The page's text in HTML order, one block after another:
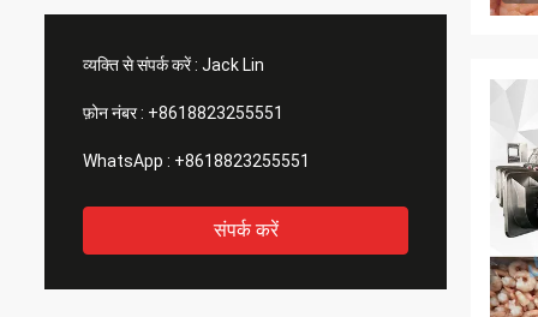
व्यक्ति से संपर्क करें : Jack Lin
फ़ोन नंबर : +8618823255551
WhatsApp : +8618823255551
संपर्क करें